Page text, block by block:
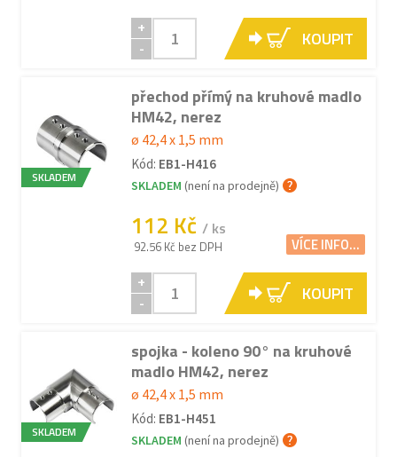
+
-
KOUPIT
SKLADEM
přechod přímý na kruhové madlo
HM42, nerez
ø 42,4 x 1,5 mm
Kód: EB1-H416
SKLADEM (není na prodejně)
112 Kč / ks
92.56 Kč bez DPH VÍCE INFO...
+
-
KOUPIT
SKLADEM
spojka - koleno 90° na kruhové
madlo HM42, nerez
ø 42,4 x 1,5 mm
Kód: EB1-H451
SKLADEM (není na prodejně)